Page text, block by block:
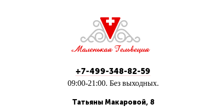
+7-499-348-82-59
09:00-21:00. Без выходных.
Татьяны Макаровой, 8